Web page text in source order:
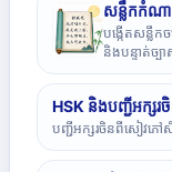
សន្លឹកកំណ
បង្កើតសន្លឹ
និងបន្ទាត់ច្ប
HSK និងបញ្ជីអក្សរ
បញ្ជីអក្សរចិនពីសៀវភៅ